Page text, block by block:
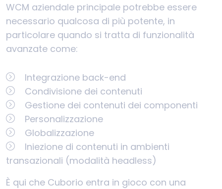
WCM aziendale principale potrebbe essere
necessario qualcosa di più potente, in
particolare quando si tratta di funzionalità
avanzate come:
Integrazione back-end
Condivisione dei contenuti
Gestione dei contenuti dei componenti
Personalizzazione
Globalizzazione
Iniezione di contenuti in ambienti
transazionali (modalità headless)
È qui che Cuborio entra in gioco con una